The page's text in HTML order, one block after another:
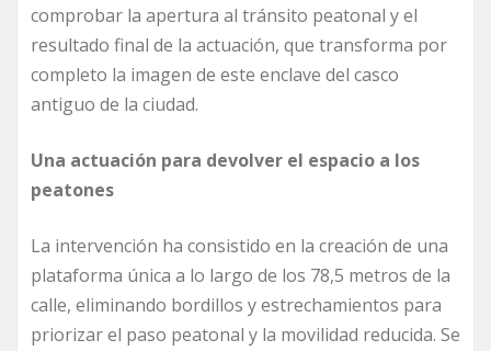
comprobar la apertura al tránsito peatonal y el
resultado final de la actuación, que transforma por
completo la imagen de este enclave del casco
antiguo de la ciudad.
Una actuación para devolver el espacio a los
peatones
La intervención ha consistido en la creación de una
plataforma única a lo largo de los 78,5 metros de la
calle, eliminando bordillos y estrechamientos para
priorizar el paso peatonal y la movilidad reducida. Se